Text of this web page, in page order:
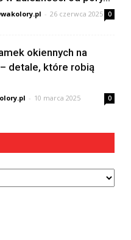
- 26 czerwca 2025 0
okiennych na
detale, które robią
- 10 marca 2025 0